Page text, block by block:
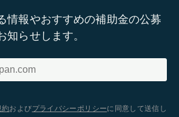
情報やおすすめの補助金の公募
知らせします。
およびプライバシーポリシーに同意して送信し